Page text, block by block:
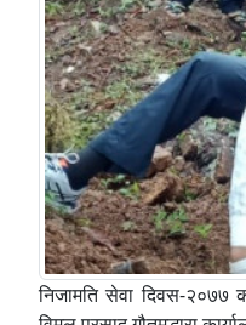
निजामति सेवा दिवस-२०७७